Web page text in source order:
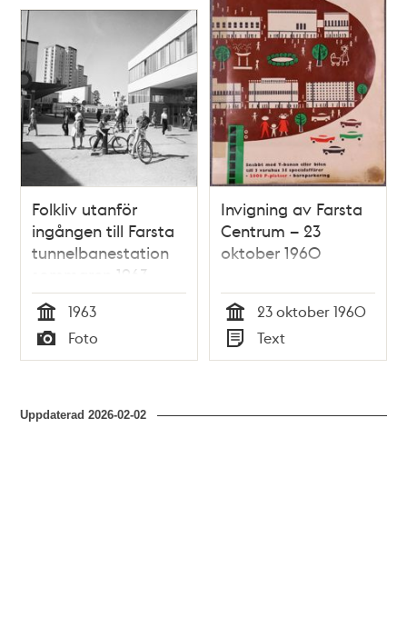
Folkliv utanför
ingången till Farsta
tunnelbanestation
sommaren 1963
Tid
1963
Typ
Foto
Invigning av Farsta
Centrum – 23
oktober 1960
Tid
23 oktober 1960
Typ
Text
Uppdaterad2026-02-02